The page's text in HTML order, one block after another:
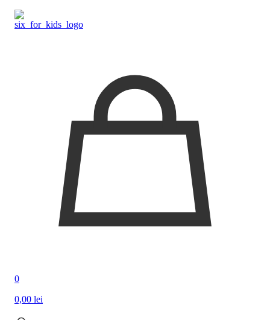
0
0,00 lei